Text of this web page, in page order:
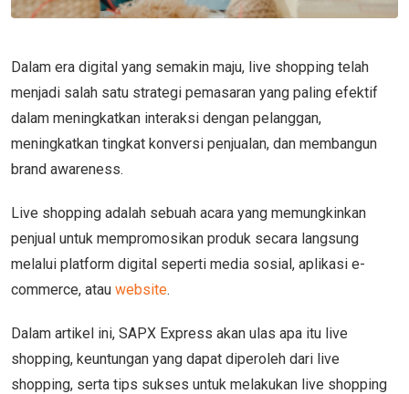
Dalam era digital yang semakin maju, live shopping telah
menjadi salah satu strategi pemasaran yang paling efektif
dalam meningkatkan interaksi dengan pelanggan,
meningkatkan tingkat konversi penjualan, dan membangun
brand awareness.
Live shopping adalah sebuah acara yang memungkinkan
penjual untuk mempromosikan produk secara langsung
melalui platform digital seperti media sosial, aplikasi e-
commerce, atau website.
Dalam artikel ini, SAPX Express akan ulas apa itu live
shopping, keuntungan yang dapat diperoleh dari live
shopping, serta tips sukses untuk melakukan live shopping